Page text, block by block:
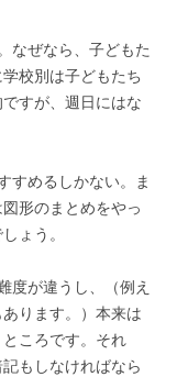
なぜなら、子どもた
校別は子どもたち
すが、週日にはな
すめるしかない。ま
形のまとめをやっ
ょう。
度が違うし、（例え
ります。）本来は
ころです。それ
もしなければなら